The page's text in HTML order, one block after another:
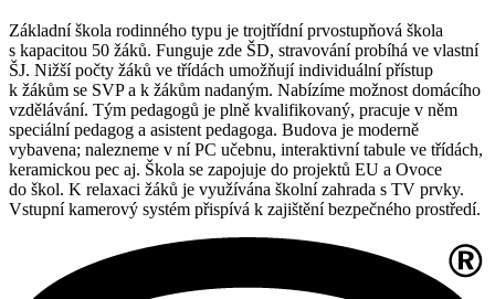
Základní škola rodinného typu je trojtřídní prvostupňová škola
s kapacitou 50 žáků. Funguje zde ŠD, stravování probíhá ve vlastní
ŠJ. Nižší počty žáků ve třídách umožňují individuální přístup
k žákům se SVP a k žákům nadaným. Nabízíme možnost domácího
vzdělávání. Tým pedagogů je plně kvalifikovaný, pracuje v něm
speciální pedagog a asistent pedagoga. Budova je moderně
vybavena; nalezneme v ní PC učebnu, interaktivní tabule ve třídách,
keramickou pec aj. Škola se zapojuje do projektů EU a Ovoce
do škol. K relaxaci žáků je využívána školní zahrada s TV prvky.
Vstupní kamerový systém přispívá k zajištění bezpečného prostředí.